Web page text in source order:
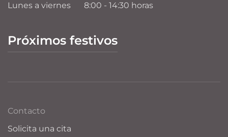
Lunes a viernes 8:00 - 14:30 horas
Próximos festivos
Contacto
Solicita una cita